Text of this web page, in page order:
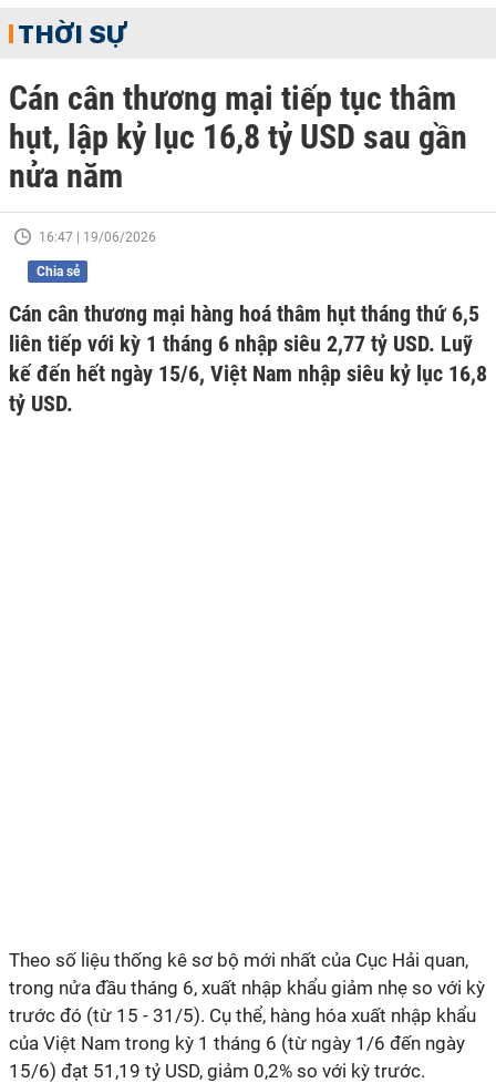
THỜI SỰ
Cán cân thương mại tiếp tục thâm
hụt, lập kỷ lục 16,8 tỷ USD sau gần
nửa năm
16:47 | 19/06/2026
Chia sẻ
Cán cân thương mại hàng hoá thâm hụt tháng thứ 6,5
liên tiếp với kỳ 1 tháng 6 nhập siêu 2,77 tỷ USD. Luỹ
kế đến hết ngày 15/6, Việt Nam nhập siêu kỷ lục 16,8
tỷ USD.
Theo số liệu thống kê sơ bộ mới nhất của Cục Hải quan,
trong nửa đầu tháng 6, xuất nhập khẩu giảm nhẹ so với kỳ
trước đó (từ 15 - 31/5). Cụ thể, hàng hóa xuất nhập khẩu
của Việt Nam trong kỳ 1 tháng 6 (từ ngày 1/6 đến ngày
15/6) đạt 51,19 tỷ USD, giảm 0,2% so với kỳ trước.